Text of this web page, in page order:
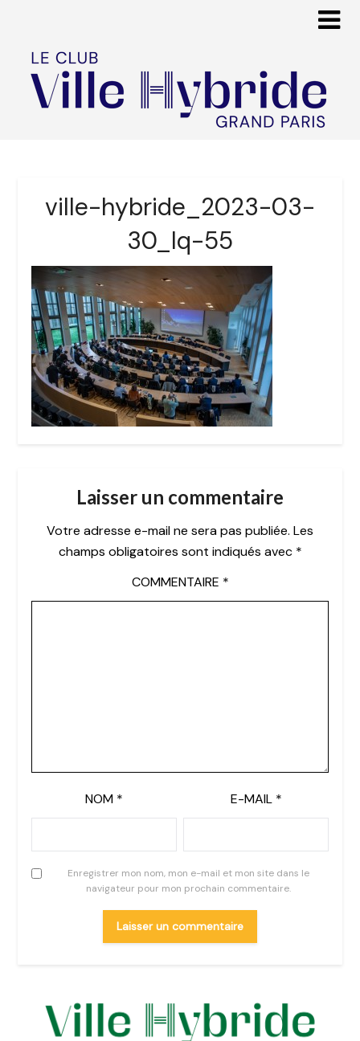
ville-hybride_2023-03-
30_lq-55
Laisser un commentaire
Votre adresse e-mail ne sera pas publiée. Les
champs obligatoires sont indiqués avec *
COMMENTAIRE *
NOM * E-MAIL *
Enregistrer mon nom, mon e-mail et mon site dans le
navigateur pour mon prochain commentaire.